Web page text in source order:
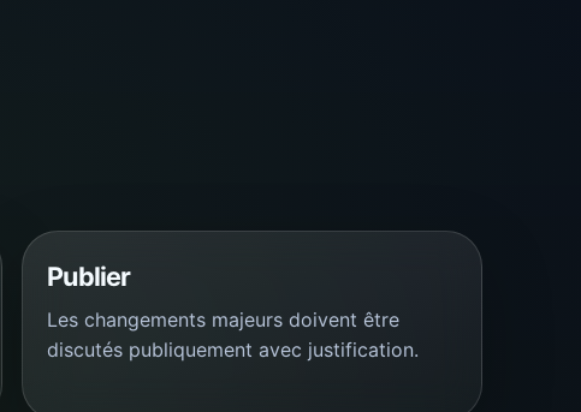
Publier
Les changements majeurs doivent être
discutés publiquement avec justification.